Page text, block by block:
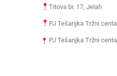
Titova br. 17, Jelah
PJ Tešanjka Tržni
PJ Tešanjka Tržni